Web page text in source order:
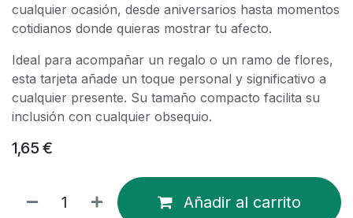
cualquier ocasión, desde aniversarios hasta momentos
cotidianos donde quieras mostrar tu afecto.
Ideal para acompañar un regalo o un ramo de flores,
esta tarjeta añade un toque personal y significativo a
cualquier presente. Su tamaño compacto facilita su
inclusión con cualquier obsequio.
1,65 €
Añadir al carrito